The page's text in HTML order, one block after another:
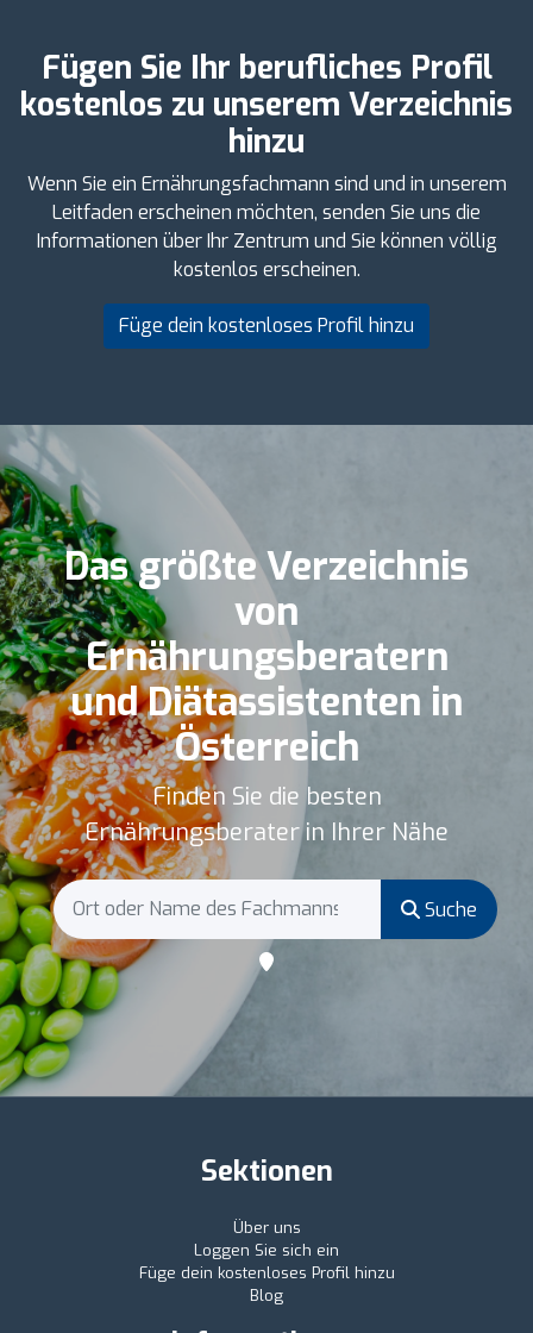
Fügen Sie Ihr berufliches Profil
kostenlos zu unserem Verzeichnis
hinzu
Wenn Sie ein Ernährungsfachmann sind und in unserem
Leitfaden erscheinen möchten, senden Sie uns die
Informationen über Ihr Zentrum und Sie können völlig
kostenlos erscheinen.
Füge dein kostenloses Profil hinzu
Das größte Verzeichnis
von
Ernährungsberatern
und Diätassistenten in
Österreich
Finden Sie die besten
Ernährungsberater in Ihrer Nähe
Suche
Sektionen
Über uns
Loggen Sie sich ein
Füge dein kostenloses Profil hinzu
Blog